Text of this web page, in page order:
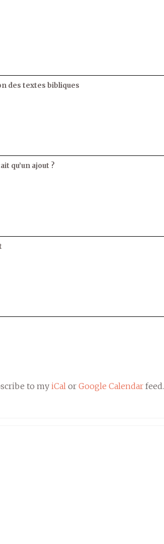
des textes bibliques
qu’un ajout ?
to my iCal or Google Calendar feed.